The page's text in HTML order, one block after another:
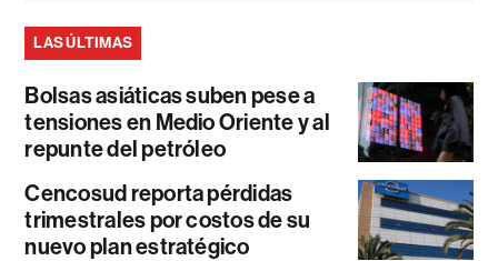
LAS ÚLTIMAS
Bolsas asiáticas suben pese a
tensiones en Medio Oriente y al
repunte del petróleo
Cencosud reporta pérdidas
trimestrales por costos de su
nuevo plan estratégico